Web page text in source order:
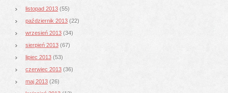
listopad 2013 (55)
październik 2013 (22)
wrzesień 2013 (34)
sierpień 2013 (67)
lipiec 2013 (53)
czerwiec 2013 (36)
maj 2013 (26)